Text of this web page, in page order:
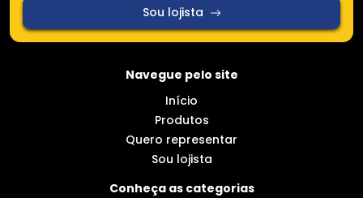
Sou lojista
Navegue pelo site
Início
Produtos
Quero representar
Sou lojista
Conheça as categorias